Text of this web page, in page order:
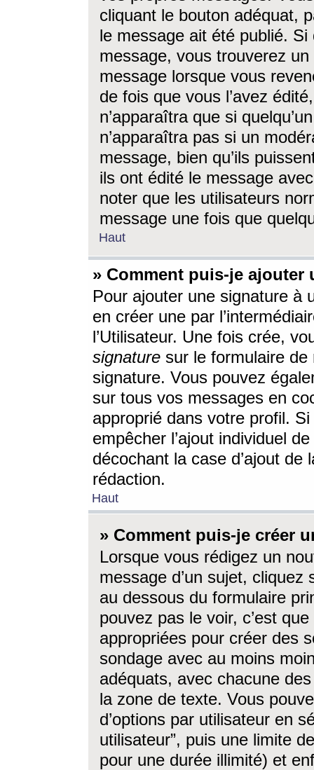
cliquant le bouton adéquat,
le message ait été publié. Si
message, vous trouverez
message lorsque vous
de fois que vous l’avez
n’apparaîtra que si
n’apparaîtra pas si un
message, bien qu’ils
ils ont édité le message
noter que les utilisateurs
message une fois que
Haut
» Comment puis-je ajouter
Pour ajouter une signature à
en créer une par
l’Utilisateur. Une fois crée,
signature sur le formulaire de
signature. Vous pouvez
sur tous vos messages en
approprié dans votre profil.
empêcher l’ajout individuel
décochant la case d’ajout
rédaction.
Haut
» Comment puis-je créer
Lorsque vous rédigez un
message d’un sujet, cliquez
au dessous du formulaire
pouvez pas le voir, c’est
appropriées pour créer des
sondage avec au moins
adéquats, avec chacune
la zone de texte. Vous
d’options par utilisateur en
utilisateur”, puis une limite
pour une durée illimité) et